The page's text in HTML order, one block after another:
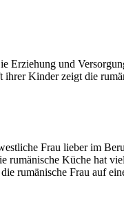
Erziehung und
Kinder zeigt die
Frau lieber im
rumänische Küche hat
rumänische Frau auf